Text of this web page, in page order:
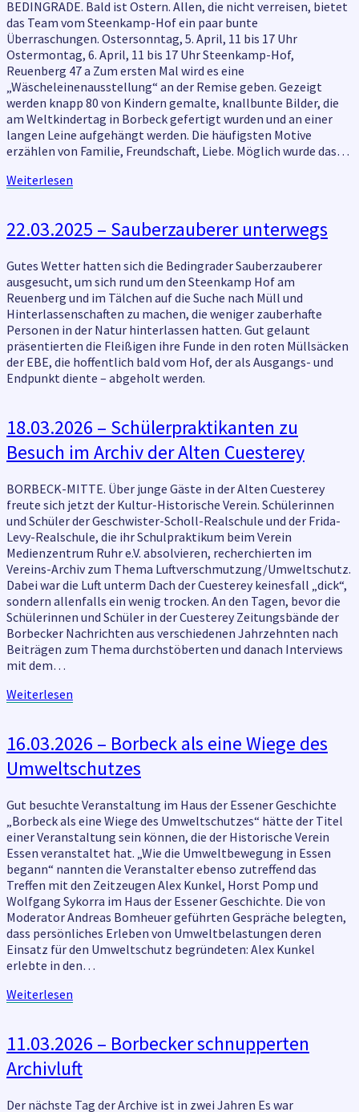
Hof
wird’s
Ostern
bunt
BEDINGRADE. Bald ist Ostern. Allen, die nicht verreisen, bietet
das Team vom Steenkamp-Hof ein paar bunte
Überraschungen. Ostersonntag, 5. April, 11 bis 17 Uhr
Ostermontag, 6. April, 11 bis 17 Uhr Steenkamp-Hof,
Reuenberg 47 a Zum ersten Mal wird es eine
„Wäscheleinenausstellung“ an der Remise geben. Gezeigt
werden knapp 80 von Kindern gemalte, knallbunte Bilder, die
am Weltkindertag in Borbeck gefertigt wurden und an einer
langen Leine aufgehängt werden. Die häufigsten Motive
erzählen von Familie, Freundschaft, Liebe. Möglich wurde das…
Weiterlesen
22.03.2025
–
unterwegs
22.03.2025 – Sauberzauberer unterwegs
Gutes Wetter hatten sich die Bedingrader Sauberzauberer
ausgesucht, um sich rund um den Steenkamp Hof am
Reuenberg und im Tälchen auf die Suche nach Müll und
Hinterlassenschaften zu machen, die weniger zauberhafte
Personen in der Natur hinterlassen hatten. Gut gelaunt
präsentierten die Fleißigen ihre Funde in den roten Müllsäcken
der EBE, die hoffentlich bald vom Hof, der als Ausgangs- und
Endpunkt diente – abgeholt werden.
18.03.2026
–
Schülerpraktikanten
Besuch
im
Archiv
der
Alten
Cuesterey
18.03.2026 – Schülerpraktikanten zu
Besuch im Archiv der Alten Cuesterey
BORBECK-MITTE. Über junge Gäste in der Alten Cuesterey
freute sich jetzt der Kultur-Historische Verein. Schülerinnen
und Schüler der Geschwister-Scholl-Realschule und der Frida-
Levy-Realschule, die ihr Schulpraktikum beim Verein
Medienzentrum Ruhr e.V. absolvieren, recherchierten im
Vereins-Archiv zum Thema Luftverschmutzung/Umweltschutz.
Dabei war die Luft unterm Dach der Cuesterey keinesfall „dick“,
sondern allenfalls ein wenig trocken. An den Tagen, bevor die
Schülerinnen und Schüler in der Cuesterey Zeitungsbände der
Borbecker Nachrichten aus verschiedenen Jahrzehnten nach
Beiträgen zum Thema durchstöberten und danach Interviews
mit dem…
Weiterlesen
16.03.2026
–
Borbeck
eine
Wiege
des
Umweltschutzes
16.03.2026 – Borbeck als eine Wiege des
Umweltschutzes
Gut besuchte Veranstaltung im Haus der Essener Geschichte
„Borbeck als eine Wiege des Umweltschutzes“ hätte der Titel
einer Veranstaltung sein können, die der Historische Verein
Essen veranstaltet hat. „Wie die Umweltbewegung in Essen
begann“ nannten die Veranstalter ebenso zutreffend das
Treffen mit den Zeitzeugen Alex Kunkel, Horst Pomp und
Wolfgang Sykorra im Haus der Essener Geschichte. Die von
Moderator Andreas Bomheuer geführten Gespräche belegten,
dass persönliches Erleben von Umweltbelastungen deren
Einsatz für den Umweltschutz begründeten: Alex Kunkel
erlebte in den…
Weiterlesen
11.03.2026
–
Borbecker
Archivluft
11.03.2026 – Borbecker schnupperten
Archivluft
Der nächste Tag der Archive ist in zwei Jahren Es war